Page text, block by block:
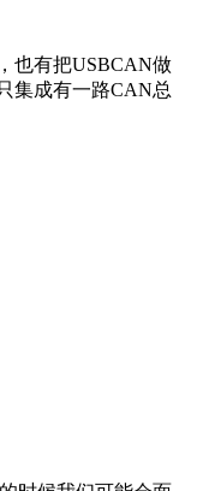
也有把USBCAN做
集成有一路CAN总